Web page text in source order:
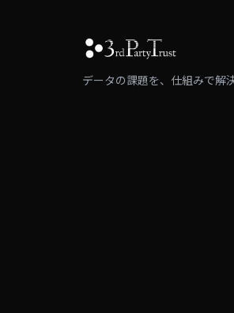
データの課題を、仕組みで解